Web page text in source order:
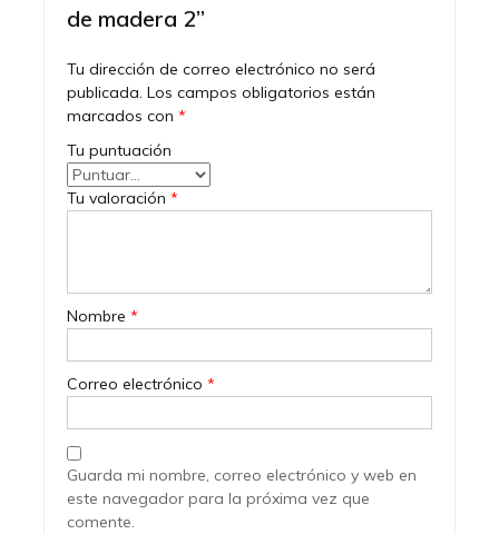
de madera 2”
Tu dirección de correo electrónico no será
publicada. Los campos obligatorios están
marcados con *
Tu puntuación
Tu valoración *
Nombre *
Correo electrónico *
Guarda mi nombre, correo electrónico y web en
este navegador para la próxima vez que
comente.